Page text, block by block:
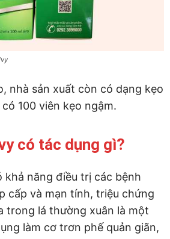
nhà sản xuất còn có dạng kẹo
100 viên kẹo ngậm.
có tác dụng gì?
khả năng điều trị các bệnh
cấp và mạn tính, triệu chứng
trong lá thường xuân là một
làm cơ trơn phế quản giãn,